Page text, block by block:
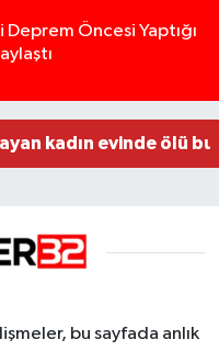
Deprem Öncesi Yaptığı
silahlı kavgada
birbirine girdiği kavga
OTOMOBİL GÜL
kadın evinde ölü
bu sayfada anlık